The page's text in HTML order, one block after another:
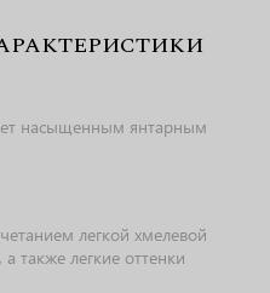
насыщенным янтарным
легкой хмелевой
также легкие оттенки